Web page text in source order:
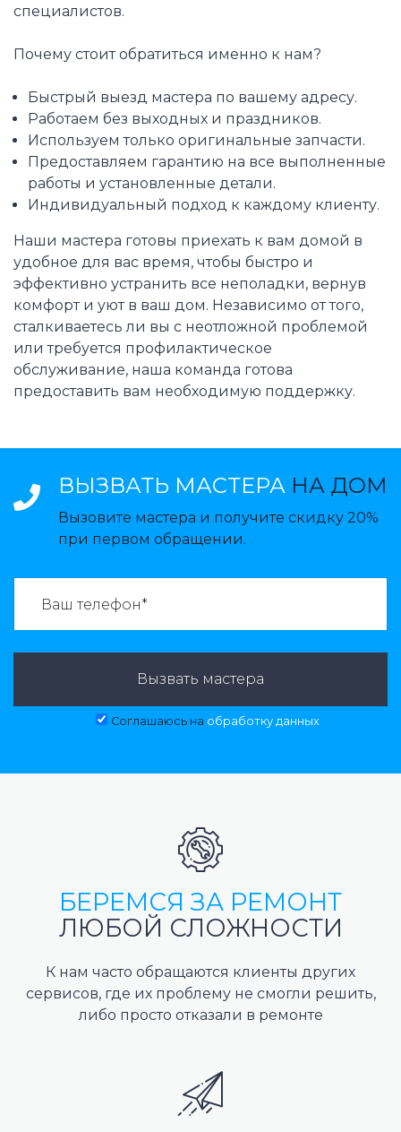
специалистов.
Почему стоит обратиться именно к нам?
Быстрый выезд мастера по вашему адресу.
Работаем без выходных и праздников.
Используем только оригинальные запчасти.
Предоставляем гарантию на все выполненные
работы и установленные детали.
Индивидуальный подход к каждому клиенту.
Наши мастера готовы приехать к вам домой в
удобное для вас время, чтобы быстро и
эффективно устранить все неполадки, вернув
комфорт и уют в ваш дом. Независимо от того,
сталкиваетесь ли вы с неотложной проблемой
или требуется профилактическое
обслуживание, наша команда готова
предоставить вам необходимую поддержку.
ВЫЗВАТЬ МАСТЕРА НА ДОМ
Вызовите мастера и получите скидку 20%
при первом обращении.
Вызвать мастера
Соглашаюсь на обработку данных
БЕРЕМСЯ ЗА РЕМОНТ
ЛЮБОЙ СЛОЖНОСТИ
К нам часто обращаются клиенты других
сервисов, где их проблему не смогли решить,
либо просто отказали в ремонте